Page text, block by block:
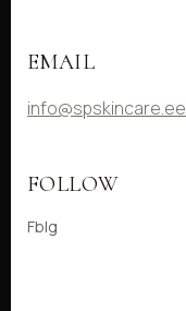
EMAIL
info@spskincare.ee
FOLLOW
FbIg